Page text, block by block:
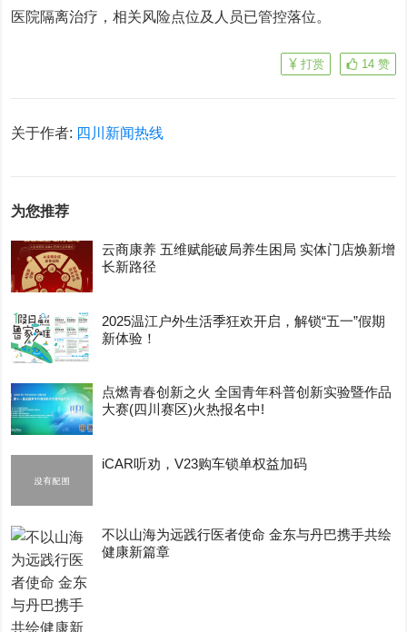
医院隔离治疗，相关风险点位及人员已管控落位。
14 赞
打赏
关于作者: 四川新闻热线
为您推荐
云商康养 五维赋能破局养生困局 实体门店焕新增
长新路径
2025温江户外生活季狂欢开启，解锁“五一”假期
新体验！
点燃青春创新之火 全国青年科普创新实验暨作品
大赛(四川赛区)火热报名中!
iCAR听劝，V23购车锁单权益加码
不以山海为远践行医者使命 金东与丹巴携手共绘
健康新篇章